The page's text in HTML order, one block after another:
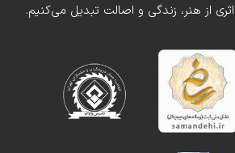
از هنر، زندگی و اصالت تبدیل می‌کنیم.